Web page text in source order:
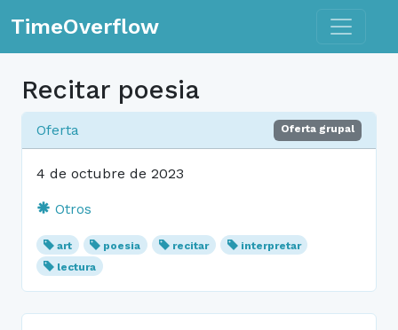
TimeOverflow Toggle
Recitar poesia
Oferta Oferta grupal
4 de octubre de 2023
Otros
art poesia recitar
interpretar
lectura